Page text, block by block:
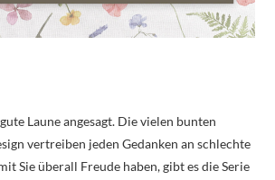
Laune angesagt. Die vielen bunten
vertreiben jeden Gedanken an schlechte
Sie überall Freude haben, gibt es die Serie